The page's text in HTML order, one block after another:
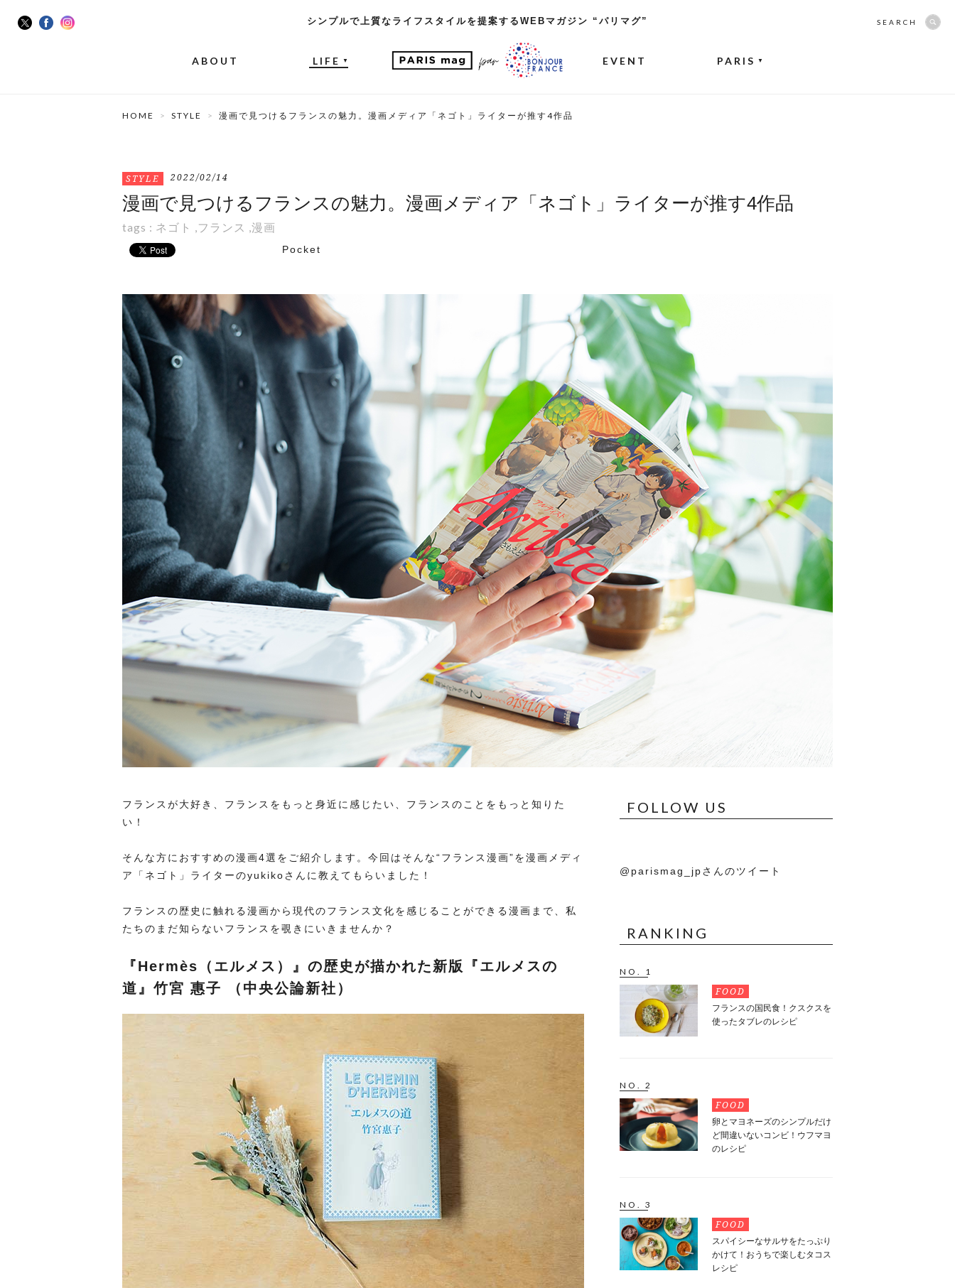
シンプルで上質なライフスタイルを提案するWEBマガジン “パリマグ”
ABOUT LIFE ▼ EVENT PARIS ▼
SEARCH
HOME STYLE 漫画で見つけるフランスの魅力。漫画メディア「ネゴト」ライターが推す4作品
STYLE 2022/02/14
漫画で見つけるフランスの魅力。漫画メディア「ネゴト」ライターが推す4作品
tags : ネゴト ,フランス ,漫画
Pocket
フランスが大好き、フランスをもっと身近に感じたい、フランスのことをもっと知りた
い！
そんな方におすすめの漫画4選をご紹介します。今回はそんな“フランス漫画”を漫画メディ
ア「ネゴト」ライターのyukikoさんに教えてもらいました！
フランスの歴史に触れる漫画から現代のフランス文化を感じることができる漫画まで、私
たちのまだ知らないフランスを覗きにいきませんか？
『Hermès （エルメス） 』 の歴史が描かれた新版『エルメスの
道』竹宮 惠子 （中央公論新社）
FOLLOW US
@parismag_jpさんのツイート
RANKING
NO. 1
FOOD
フランスの国民食！クスクスを
使ったタブレのレシピ
NO. 2
FOOD
卵とマヨネーズのシンプルだけ
ど間違いないコンビ！ウフマヨ
のレシピ
NO. 3
FOOD
スパイシーなサルサをたっぷり
かけて！おうちで楽しむタコス
レシピ